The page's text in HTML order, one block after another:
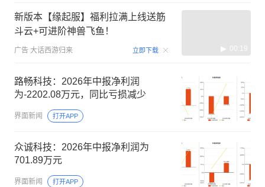
新版本【缘起服】福利拉满上线送筋
斗云+可进阶神兽飞鱼！
广告 大话西游归来 立即下载 00:19
路畅科技：2026年中报净利润
为-2202.08万元，同比亏损减少
界面新闻 打开APP
众诚科技：2026年中报净利润为
701.89万元
界面新闻 打开APP